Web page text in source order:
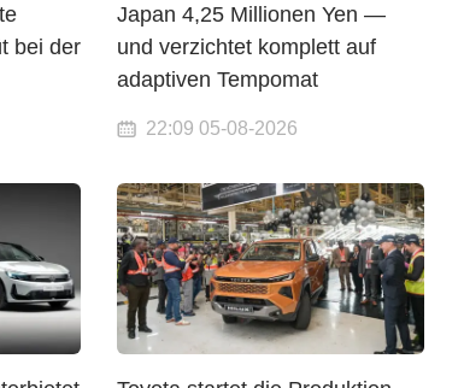
bei der
Japan 4,25 Millionen Yen —
und verzichtet komplett auf
adaptiven Tempomat
22:09 05-08-2026